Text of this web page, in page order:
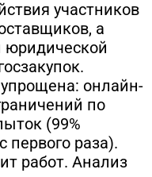
участников
а
юридической
онлайн-
по
(99%
первого раза).
работ. Анализ